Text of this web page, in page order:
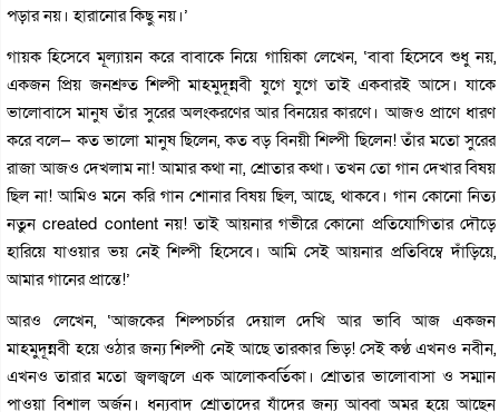
পড়ার নয়। হারানোর কিছু নয়।’
গায়ক হিসেবে মূল্যায়ন করে বাবাকে নিয়ে গায়িকা লেখেন, ‘বাবা হিসেবে শুধু নয়,
একজন প্রিয় জনশ্রুত শিল্পী মাহমুদূন্নবী যুগে যুগে তাই একবারই আসে। যাকে
ভালোবাসে মানুষ তাঁর সুরের অলংকরণের আর বিনয়ের কারণে। আজও প্রাণে ধারণ
করে বলে— কত ভালো মানুষ ছিলেন, কত বড় বিনয়ী শিল্পী ছিলেন! তাঁর মতো সুরের
রাজা আজও দেখলাম না! আমার কথা না, শ্রোতার কথা। তখন তো গান দেখার বিষয়
ছিল না! আমিও মনে করি গান শোনার বিষয় ছিল, আছে, থাকবে। গান কোনো নিত্য
নতুন created content নয়! তাই আয়নার গভীরে কোনো প্রতিযোগিতার দৌড়ে
হারিয়ে যাওয়ার ভয় নেই শিল্পী হিসেবে। আমি সেই আয়নার প্রতিবিম্বে দাঁড়িয়ে,
আমার গানের প্রান্তে!’
আরও লেখেন, ‘আজকের শিল্পচর্চার দেয়াল দেখি আর ভাবি আজ একজন
মাহমুদূন্নবী হয়ে ওঠার জন্য শিল্পী নেই আছে তারকার ভিড়! সেই কণ্ঠ এখনও নবীন,
এখনও তারার মতো জ্বলজ্বলে এক আলোকবর্তিকা। শ্রোতার ভালোবাসা ও সম্মান
পাওয়া বিশাল অর্জন। ধন্যবাদ শ্রোতাদের যাঁদের জন্য আব্বা অমর হয়ে আছেন